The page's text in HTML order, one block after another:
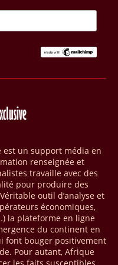
République centrafricaine
des opérateurs de
au cours de l'année
à 2024. Le rapport intitulé
Money 2026 » précise
qui s’est établie à 2091
L’Afrique a également
de Mobile money
environ 92 milliards de
sur un total de 125 milliards
Consulting Group, et
est un support média en
renseignée et
travaille avec des
pour produire des
outil d’analyse et
économiques,
la plateforme en ligne
du continent en
font bouger positivement
Pour autant, Afrique